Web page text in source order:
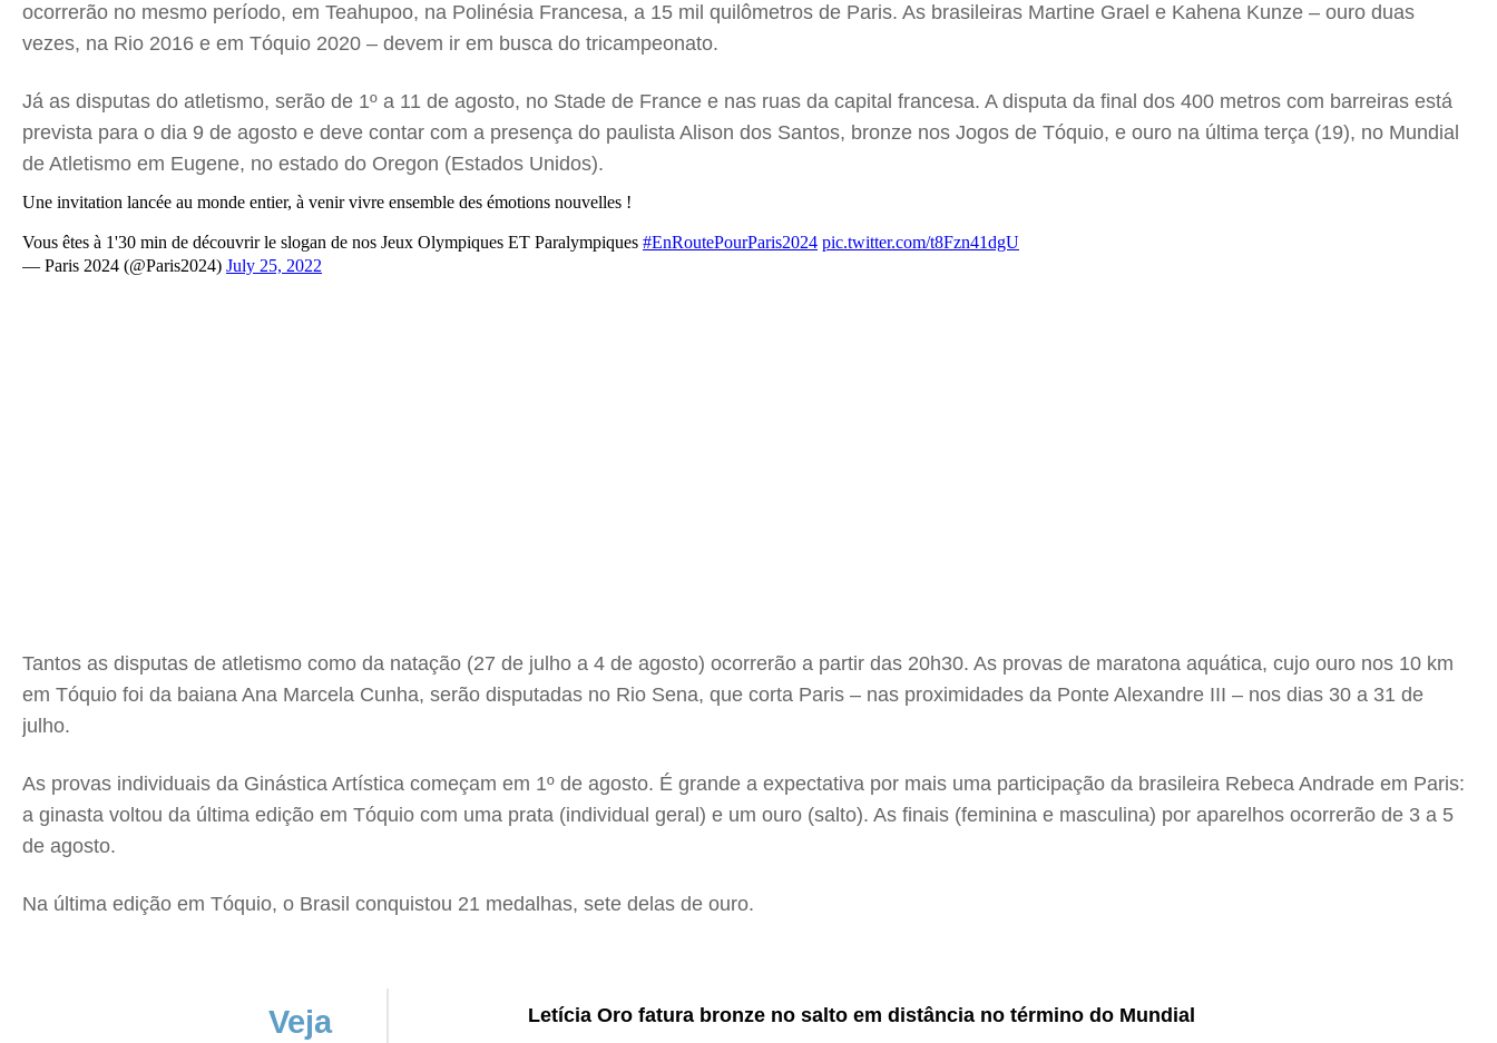
ocorrerão no mesmo período, em Teahupoo, na Polinésia Francesa, a 15 mil quilômetros de Paris. As brasileiras Martine Grael e Kahena Kunze – ouro duas
vezes, na Rio 2016 e em Tóquio 2020 – devem ir em busca do tricampeonato.
Já as disputas do atletismo, serão de 1º a 11 de agosto, no Stade de France e nas ruas da capital francesa. A disputa da final dos 400 metros com barreiras está
prevista para o dia 9 de agosto e deve contar com a presença do paulista Alison dos Santos, bronze nos Jogos de Tóquio, e ouro na última terça (19), no Mundial
de Atletismo em Eugene, no estado do Oregon (Estados Unidos).
Une invitation lancée au monde entier, à venir vivre ensemble des émotions nouvelles !
Vous êtes à 1'30 min de découvrir le slogan de nos Jeux Olympiques ET Paralympiques #EnRoutePourParis2024 pic.twitter.com/t8Fzn41dgU
— Paris 2024 (@Paris2024) July 25, 2022
Tantos as disputas de atletismo como da natação (27 de julho a 4 de agosto) ocorrerão a partir das 20h30. As provas de maratona aquática, cujo ouro nos 10 km
em Tóquio foi da baiana Ana Marcela Cunha, serão disputadas no Rio Sena, que corta Paris – nas proximidades da Ponte Alexandre III – nos dias 30 a 31 de
julho.
As provas individuais da Ginástica Artística começam em 1º de agosto. É grande a expectativa por mais uma participação da brasileira Rebeca Andrade em Paris:
a ginasta voltou da última edição em Tóquio com uma prata (individual geral) e um ouro (salto). As finais (feminina e masculina) por aparelhos ocorrerão de 3 a 5
de agosto.
Na última edição em Tóquio, o Brasil conquistou 21 medalhas, sete delas de ouro.
Veja
Letícia Oro fatura bronze no salto em distância no término do Mundial